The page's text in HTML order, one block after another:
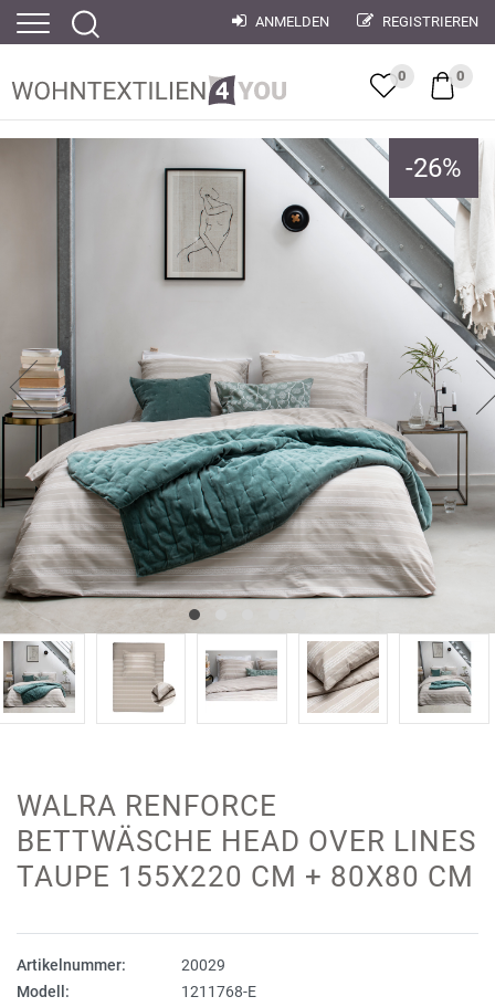
ANMELDEN REGISTRIEREN
0 0
-26%
WALRA RENFORCE
BETTWÄSCHE HEAD OVER LINES
TAUPE 155X220 CM + 80X80 CM
Artikelnummer:
20029
Modell:
1211768-E